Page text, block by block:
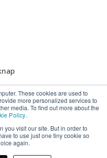
These cookies are used to
more personalized services to
media. To find out more about the
Policy.
you visit our site. But in order to
to use just one tiny cookie so
again.